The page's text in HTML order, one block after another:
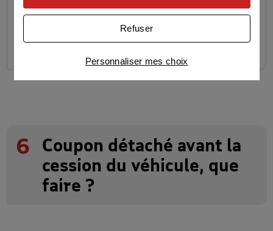
Vous ne serez alors pas autorisé à circuler avec
votre véhicule avant de recevoir votre certificat
d’immatriculation définitif.
6
Coupon détaché avant la
cession du véhicule, que
faire ?
Univers publicitaire: nous utilisons avec nos
publicités personnalisées
Personnaliser mes choix
Refuser